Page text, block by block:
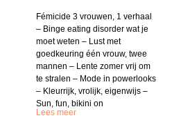
Fémicide 3 vrouwen, 1 verhaal
– Binge eating disorder wat je
moet weten – Lust met
goedkeuring één vrouw, twee
mannen – Lente zomer vrij om
te stralen – Mode in powerlooks
– Kleurrijk, vrolijk, eigenwijs –
Sun, fun, bikini on
Lees meer